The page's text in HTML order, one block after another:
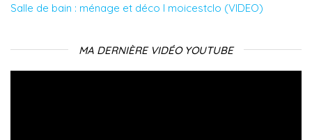
Salle de bain : ménage et déco l moicestclo (VIDEO)
MA DERNIÈRE VIDÉO YOUTUBE